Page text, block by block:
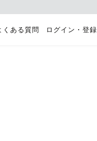
くある質問 ログイン・登録